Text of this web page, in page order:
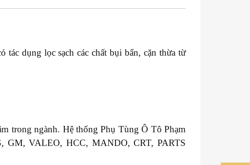
dụng lọc sạch các chất bụi bẩn, cặn thừa từ
trong ngành. Hệ thống Phụ Tùng Ô Tô Phạm
GM, VALEO, HCC, MANDO, CRT, PARTS